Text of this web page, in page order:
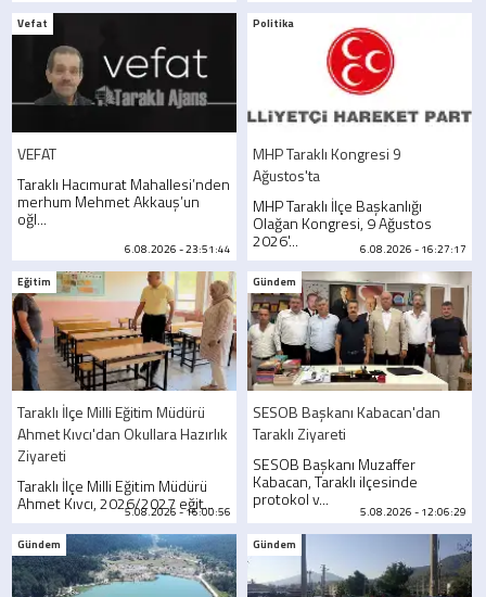
VEFAT
Taraklı Hacımurat Mahallesi’nden
merhum Mehmet Akkauş’un
oğl...
Vefat
6.08.2026 - 23:51:44
MHP Taraklı Kongresi 9
Ağustos'ta
MHP Taraklı İlçe Başkanlığı
Olağan Kongresi, 9 Ağustos
2026'...
Politika
6.08.2026 - 16:27:17
Taraklı İlçe Milli Eğitim Müdürü
Ahmet Kıvcı'dan Okullara Hazırlık
Ziyareti
Taraklı İlçe Milli Eğitim Müdürü
Ahmet Kıvcı, 2026/2027 eğit...
Eğitim
5.08.2026 - 16:00:56
SESOB Başkanı Kabacan'dan
Taraklı Ziyareti
SESOB Başkanı Muzaffer
Kabacan, Taraklı ilçesinde
protokol v...
Gündem
5.08.2026 - 12:06:29
Gündem Gündem